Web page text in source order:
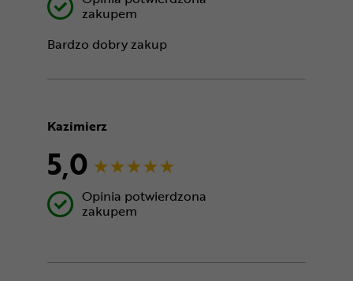
zakupem
Bardzo dobry zakup
Kazimierz
5,0
Opinia potwierdzona
zakupem